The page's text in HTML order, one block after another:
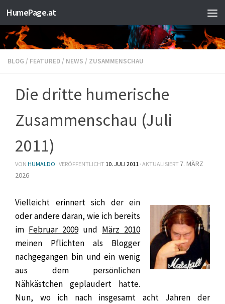
Zum Inhalt springen
HumePage.at
BLOG / FEATURED / NEWS / ZUSAMMENSCHAU
Die dritte humerische
Zusammenschau (Juli
2011)
VON HUMALDO · VERÖFFENTLICHT 10. JULI 2011 · AKTUALISIERT 7. MÄRZ
2026
Vielleicht erinnert sich der ein
oder andere daran, wie ich bereits
im Februar 2009und März 2010
meinen Pflichten als Blogger
nachgegangen bin und ein wenig
aus dem persönlichen
Nähkästchen geplaudert hatte.
Nun, wo ich nach insgesamt acht Jahren der